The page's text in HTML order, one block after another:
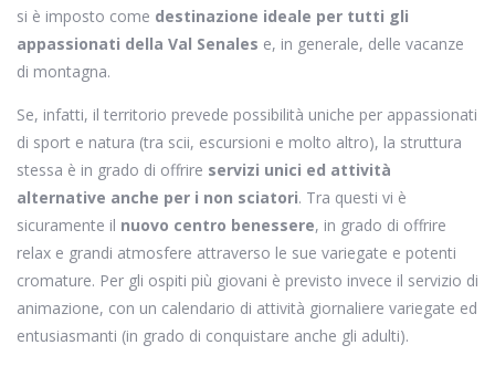
si è imposto come destinazione ideale per tutti gli
appassionati della Val Senales e, in generale, delle vacanze
di montagna.
Se, infatti, il territorio prevede possibilità uniche per appassionati
di sport e natura (tra scii, escursioni e molto altro), la struttura
stessa è in grado di offrire servizi unici ed attività
alternative anche per i non sciatori. Tra questi vi è
sicuramente il nuovo centro benessere, in grado di offrire
relax e grandi atmosfere attraverso le sue variegate e potenti
cromature. Per gli ospiti più giovani è previsto invece il servizio di
animazione, con un calendario di attività giornaliere variegate ed
entusiasmanti (in grado di conquistare anche gli adulti).